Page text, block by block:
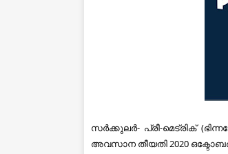
സര്‍ക്കുലര്‍- പ്രീ-മെട്രിക്
അവസാന തീയതി 2020